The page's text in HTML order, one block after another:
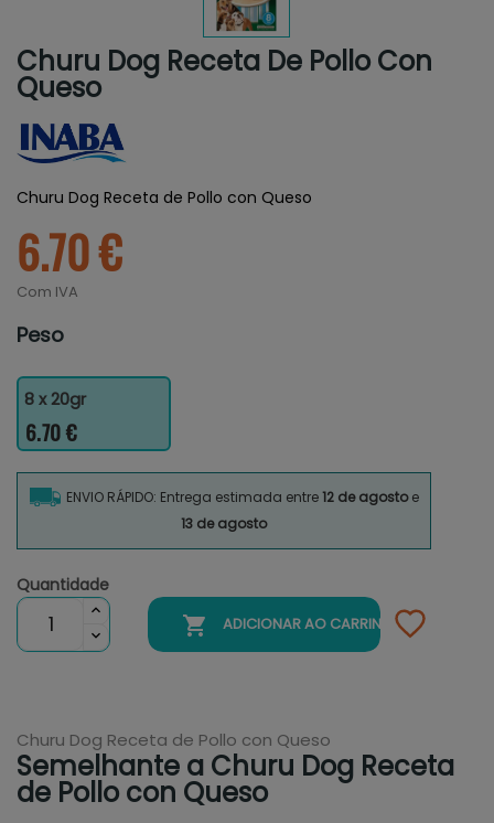
Churu Dog Receta De Pollo Con
Queso
Churu Dog Receta de Pollo con Queso
6.70 €
Com IVA
Peso
8 x 20gr
6.70 €
ENVIO RÁPIDO: Entrega estimada entre12 de agostoe
13 de agosto
Quantidade
 ADICIONAR AO CARRINHO
Churu Dog Receta de Pollo con Queso
Semelhante a Churu Dog Receta
de Pollo con Queso